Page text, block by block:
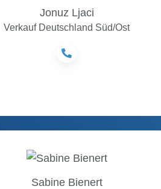
Jonuz Ljaci
Verkauf Deutschland Süd/Ost
Bienert
Sabine Bienert